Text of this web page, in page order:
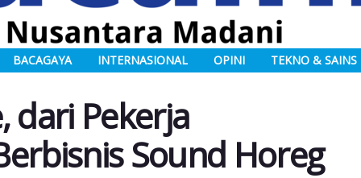
BACAGAYA INTERNASIONAL OPINI TEKNO & SAINS
dari Pekerja
Sound Horeg